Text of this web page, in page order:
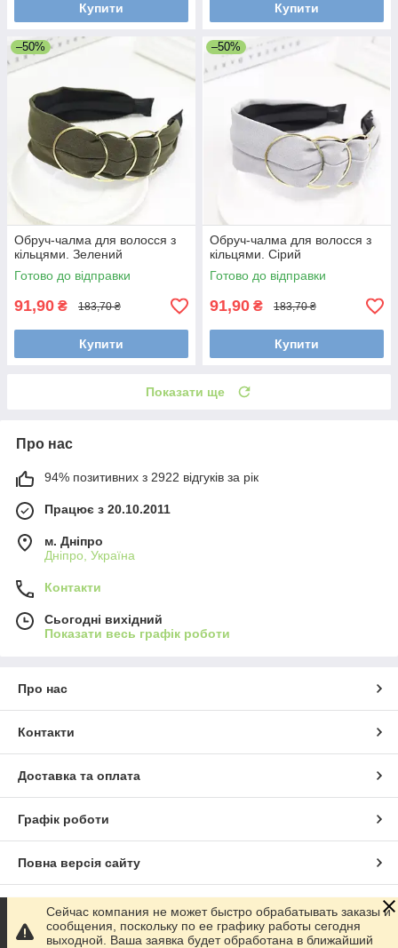
Купити Купити
–50%
Обруч-чалма для волосся з
кільцями. Зелений
Готово до відправки
91,90 ₴ 183,70 ₴
Купити
–50%
Обруч-чалма для волосся з
кільцями. Сірий
Готово до відправки
91,90 ₴ 183,70 ₴
Купити
Показати ще
Про нас
94% позитивних з 2922 відгуків за рік
Працює з 20.10.2011
м. Дніпро
Дніпро, Україна
Контакти
Сьогодні вихідний
Показати весь графік роботи
Про нас
Контакти
Доставка та оплата
Графік роботи
Повна версія сайту
Сайт створено на маркетплейсі Prom.ua
Сейчас компания не может быстро обрабатывать заказы и
сообщения, поскольку по ее графику работы сегодня
выходной. Ваша заявка будет обработана в ближайший